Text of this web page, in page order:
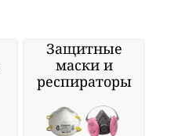
Защитные
маски и
респираторы